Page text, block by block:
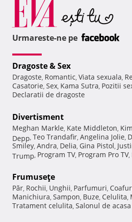
Urmareste-ne pe
Dragoste & Sex
Dragoste, Romantic, Viata sexuala,
Casatorie, Sex, Kama Sutra, Pozitii
Declaratii de dragoste
Divertisment
Meghan Markle, Kate Middleton,
Depp, Teo Trandafir, Angelina Jolie,
Smiley, Andra, Delia, Gina Pistol,
Trump, Program TV, Program Pro TV,
Frumuseţe
Păr, Rochii, Unghii, Parfumuri,
Manichiura, Sampon, Buze, Celulita,
Tratament celulita, Salonul de acasa